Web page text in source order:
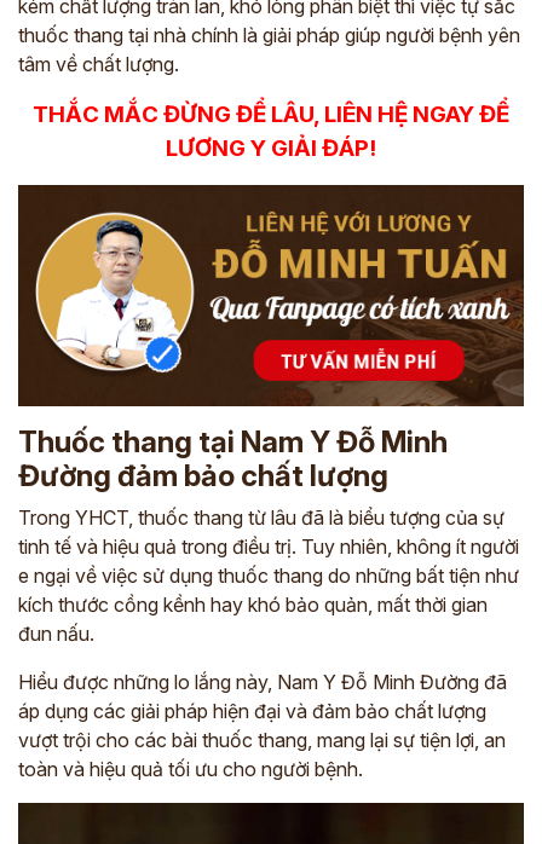
kém chất lượng tràn lan, khó lòng phân biệt thì việc tự sắc
thuốc thang tại nhà chính là giải pháp giúp người bệnh yên
tâm về chất lượng.
THẮC MẮC ĐỪNG ĐỂ LÂU, LIÊN HỆ NGAY ĐỂ
LƯƠNG Y GIẢI ĐÁP!
Thuốc thang tại Nam Y Đỗ Minh
Đường đảm bảo chất lượng
Trong YHCT, thuốc thang từ lâu đã là biểu tượng của sự
tinh tế và hiệu quả trong điều trị. Tuy nhiên, không ít người
e ngại về việc sử dụng thuốc thang do những bất tiện như
kích thước cồng kềnh hay khó bảo quản, mất thời gian
đun nấu.
Hiểu được những lo lắng này, Nam Y Đỗ Minh Đường đã
áp dụng các giải pháp hiện đại và đảm bảo chất lượng
vượt trội cho các bài thuốc thang, mang lại sự tiện lợi, an
toàn và hiệu quả tối ưu cho người bệnh.
*
ĐĂNG KÝ TƯ VẤN »
Thông tin của bạn được bảo mật và chỉ sử dụng cho mục đích tư vấn.